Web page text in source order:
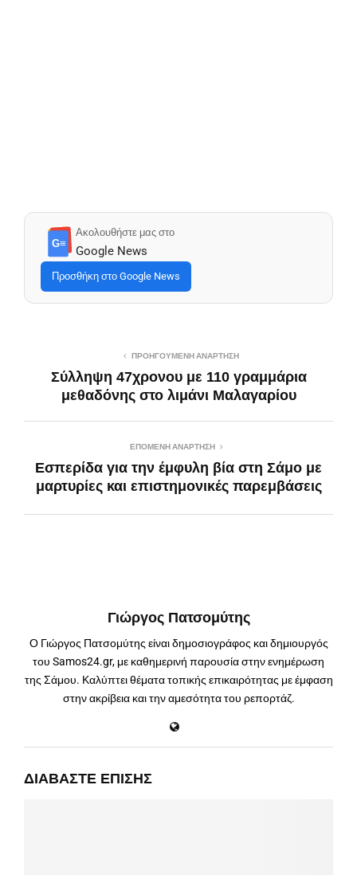
G≡
Ακολουθήστε μας στο
Google News
Προσθήκη στο Google News
ΠΡΟΗΓΟΎΜΕΝΗ ΑΝΆΡΤΗΣΗ
Σύλληψη 47χρονου με 110 γραμμάρια
μεθαδόνης στο λιμάνι Μαλαγαρίου
ΕΠΌΜΕΝΗ ΑΝΆΡΤΗΣΗ
Εσπερίδα για την έμφυλη βία στη Σάμο με
μαρτυρίες και επιστημονικές παρεμβάσεις
Γιώργος Πατσομύτης
Ο Γιώργος Πατσομύτης είναι δημοσιογράφος και δημιουργός
του Samos24.gr, με καθημερινή παρουσία στην ενημέρωση
της Σάμου. Καλύπτει θέματα τοπικής επικαιρότητας με έμφαση
στην ακρίβεια και την αμεσότητα του ρεπορτάζ.
ΔΙΑΒΆΣΤΕ ΕΠΊΣΗΣ